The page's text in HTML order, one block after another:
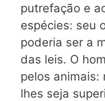
putrefação e
espécies: seu
poderia ser a
das leis. O
pelos animais:
lhes seja